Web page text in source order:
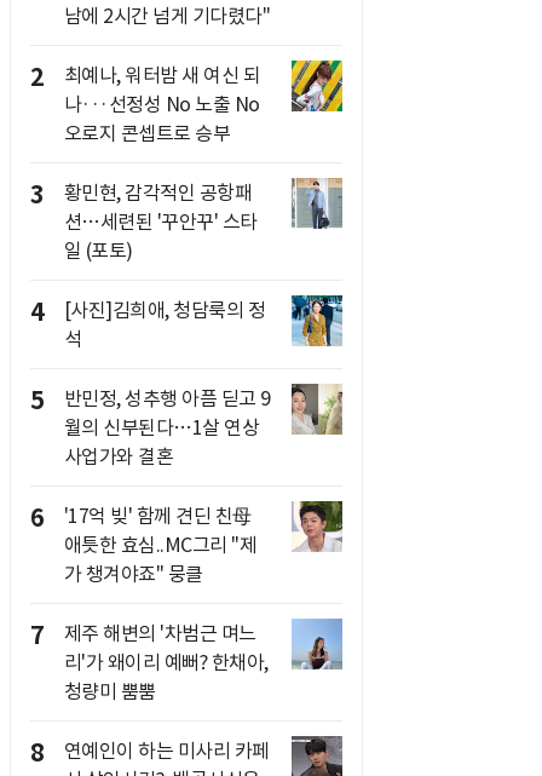
남에 2시간 넘게 기다렸다"
2
최예나, 워터밤 새 여신 되
나···선정성 No 노출 No
오로지 콘셉트로 승부
3
황민현, 감각적인 공항패
션…세련된 '꾸안꾸' 스타
일 (포토)
4
[사진]김희애, 청담룩의 정
석
5
반민정, 성추행 아픔 딛고 9
월의 신부된다…1살 연상
사업가와 결혼
6
'17억 빚' 함께 견딘 친母
애틋한 효심..MC그리 "제
가 챙겨야죠" 뭉클
7
제주 해변의 '차범근 며느
리'가 왜이리 예뻐? 한채아,
청량미 뿜뿜
8
연예인이 하는 미사리 카페